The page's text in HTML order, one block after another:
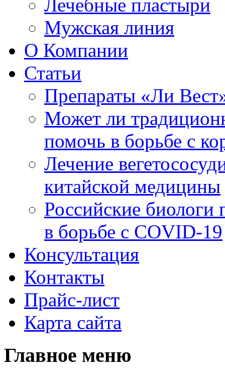
Лечебные пластыри
Мужская линия
О Компании
Статьи
Препараты «Ли
Может ли
помочь в борьбе с
Лечение
китайской медицины
Российские биологи
в борьбе с COVID-19
Консультация
Контакты
Прайс-лист
Карта сайта
Главное меню